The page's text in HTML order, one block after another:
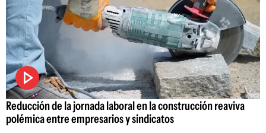
Reducción de la jornada laboral en la construcción reaviva
polémica entre empresarios y sindicatos